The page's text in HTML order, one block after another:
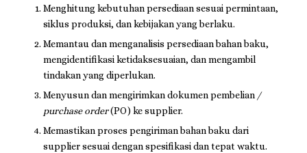
Menghitung kebutuhan persediaan sesuai permintaan,
siklus produksi, dan kebijakan yang berlaku.
Memantau dan menganalisis persediaan bahan baku,
mengidentifikasi ketidaksesuaian, dan mengambil
tindakan yang diperlukan.
Menyusun dan mengirimkan dokumen pembelian /
purchase order(PO) ke supplier.
Memastikan proses pengiriman bahan baku dari
supplier sesuai dengan spesifikasi dan tepat waktu.